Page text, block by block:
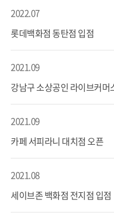
2022.07
롯데백화점 동탄점 입점
2021.09
강남구 소상공인 라이브커머
2021.09
카페 서피라니 대치점 오픈
2021.08
세이브존 백화점 전지점 입점